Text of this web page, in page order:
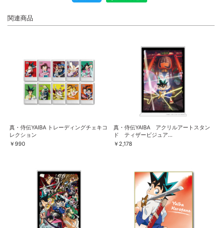
関連商品
真・侍伝YAIBA トレーディングチェキコ
レクション
￥990
真・侍伝YAIBA アクリルアートスタン
ド ティザービジュア...
￥2,178